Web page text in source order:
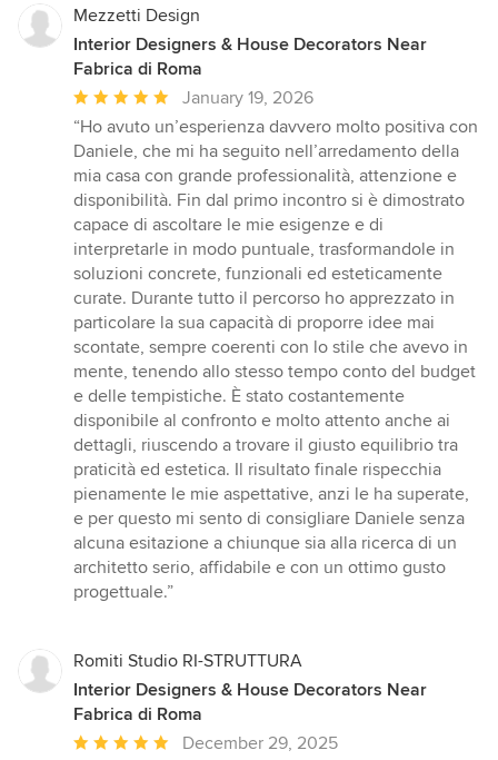
Mezzetti Design
Interior Designers & House Decorators Near
Fabrica di Roma
Average
rating:
5
out
of
5
stars
January 19, 2026
“Ho avuto un’esperienza davvero molto positiva con
Daniele, che mi ha seguito nell’arredamento della
mia casa con grande professionalità, attenzione e
disponibilità. Fin dal primo incontro si è dimostrato
capace di ascoltare le mie esigenze e di
interpretarle in modo puntuale, trasformandole in
soluzioni concrete, funzionali ed esteticamente
curate. Durante tutto il percorso ho apprezzato in
particolare la sua capacità di proporre idee mai
scontate, sempre coerenti con lo stile che avevo in
mente, tenendo allo stesso tempo conto del budget
e delle tempistiche. È stato costantemente
disponibile al confronto e molto attento anche ai
dettagli, riuscendo a trovare il giusto equilibrio tra
praticità ed estetica. Il risultato finale rispecchia
pienamente le mie aspettative, anzi le ha superate,
e per questo mi sento di consigliare Daniele senza
alcuna esitazione a chiunque sia alla ricerca di un
architetto serio, affidabile e con un ottimo gusto
progettuale.”
Romiti Studio RI-STRUTTURA
Interior Designers & House Decorators Near
Fabrica di Roma
Average
December 29, 2025